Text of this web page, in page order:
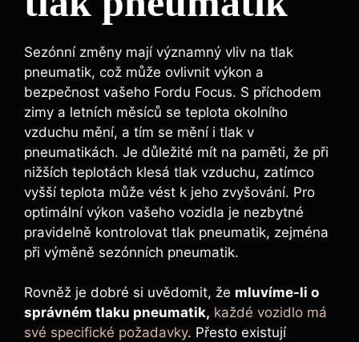
Sezónní změny mají významný vliv na tlak
pneumatik, což může ovlivnit výkon a
bezpečnost vašeho Fordu Focus. S příchodem
zimy a letních měsíců se teplota okolního
vzduchu mění, a tím se mění i tlak v
pneumatikách. Je důležité mít na paměti, že při
nižších teplotách klesá tlak vzduchu, zatímco
vyšší teplota může vést k jeho zvyšování. Pro
optimální výkon vašeho vozidla je nezbytné
pravidelně kontrolovat tlak pneumatik, zejména
při výměně sezónních pneumatik.
Rovněž je dobré si uvědomit, že mluvíme-li o
správném tlaku pneumatik, každé vozidlo má
své specifické požadavky. Přesto existují